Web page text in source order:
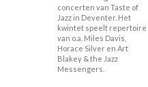
concerten van Taste of
Jazz in Deventer. Het
kwintet speelt repertoire
van o.a. Miles Davis,
Horace Silver en Art
Blakey & the Jazz
Messengers.